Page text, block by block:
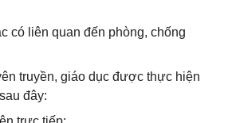
có liên quan đến phòng, chống
truyền, giáo dục được thực hiện
đây: